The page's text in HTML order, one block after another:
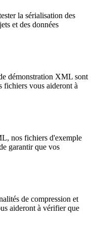
la sérialisation des
et des données
démonstration XML sont
fichiers vous aideront à
nos fichiers d'exemple
garantir que vos
de compression et
aideront à vérifier que